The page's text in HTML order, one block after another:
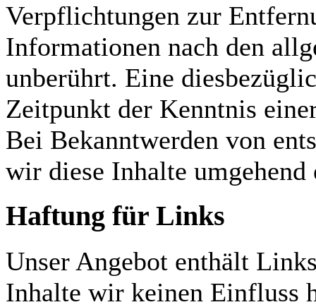
Verpflichtungen zur
Informationen nach den
unberührt. Eine
Zeitpunkt der Kenntnis
Bei Bekanntwerden von
wir diese Inhalte umgehend
Haftung für Links
Unser Angebot enthält
Inhalte wir keinen Einfluss